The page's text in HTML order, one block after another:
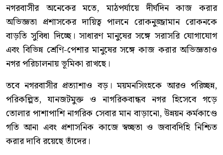
নগরবাসীর অনেকের মতে, মাঠপর্যায়ে দীর্ঘদিন কাজ করার
অভিজ্ঞতা প্রশাসকের দায়িত্ব পালনে রোকনুজ্জামান রোকনকে
বাড়তি সুবিধা দিচ্ছে। সাধারণ মানুষের সঙ্গে সরাসরি যোগাযোগ
এবং বিভিন্ন শ্রেণি-পেশার মানুষের সঙ্গে কাজ করার অভিজ্ঞতাও
নগর পরিচালনায় ভূমিকা রাখছে।
তবে নগরবাসীর প্রত্যাশাও বড়। ময়মনসিংহকে আরও পরিচ্ছন্ন,
পরিকল্পিত, যানজটমুক্ত ও নাগরিকবান্ধব নগর হিসেবে গড়ে
তোলার পাশাপাশি নাগরিক সেবার মান বাড়ানো, উন্নয়ন কর্মকাণ্ডে
গতি আনা এবং প্রশাসনিক কাজে স্বচ্ছতা ও জবাবদিহি নিশ্চিত
করার দাবি রয়েছে তাঁদের।